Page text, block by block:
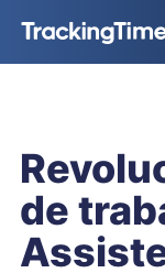
de